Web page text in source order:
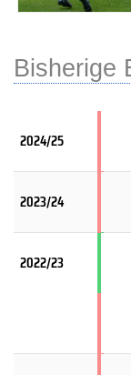
Bisherige
2024/25
2023/24
2022/23